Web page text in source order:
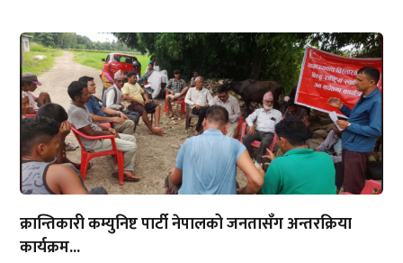
क्रान्तिकारी कम्युनिष्ट पार्टी नेपालको जनतासँग अन्तरक्रिया
कार्यक्रम...